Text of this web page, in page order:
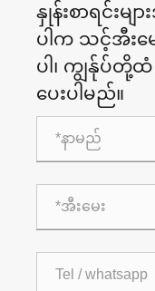
နှုန်းစာရင်းမျ
ပါက သင့်အီး
ပါ၊ ကျွန်ုပ်
ပေးပါမည်။